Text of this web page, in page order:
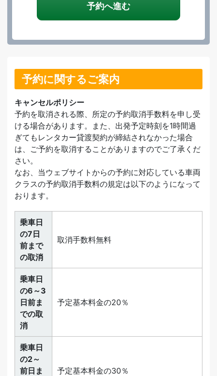
予約へ進む
予約に関するご案内
キャンセルポリシー
予約を取消される際、所定の予約取消手数料を申し受
ける場合があります。また、出発予定時刻を1時間過
ぎてもレンタカー貸渡契約が締結されなかった場合
は、ご予約を取消することがありますのでご了承くだ
さい。
なお、当ウェブサイトからの予約に対応している車両
クラスの予約取消手数料の規定は以下のようになって
おります。
乗車日
の7日
前まで
の取消
取消手数料無料
乗車日
の6～3
日前ま
での取
消
予定基本料金の20％
乗車日
の2～
前日ま
予定基本料金の30％